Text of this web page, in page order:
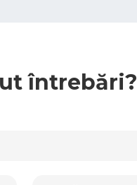
întrebări?